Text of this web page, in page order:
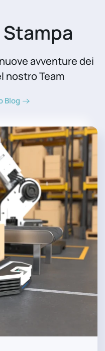
avventure dei
nostro Team
Blog